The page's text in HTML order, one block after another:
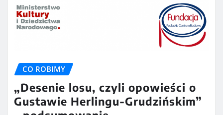
CO ROBIMY
„Desenie losu, czyli opowieści o
Gustawie Herlingu-Grudzińskim”